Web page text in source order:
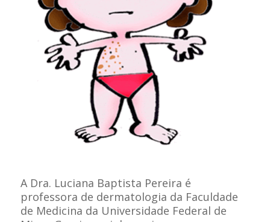
A Dra. Luciana Baptista Pereira é
professora de dermatologia da Faculdade
de Medicina da Universidade Federal de